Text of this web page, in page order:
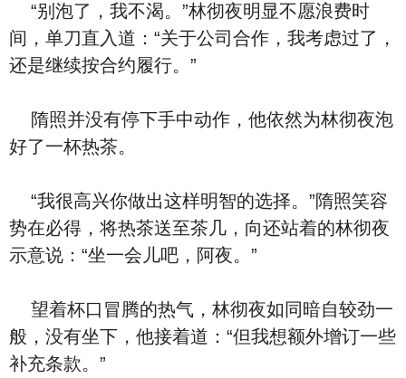
“别泡了，我不渴。”林彻夜明显不愿浪费时
间，单刀直入道：“关于公司合作，我考虑过了，
还是继续按合约履行。”
隋照并没有停下手中动作，他依然为林彻夜泡
好了一杯热茶。
“我很高兴你做出这样明智的选择。”隋照笑容
势在必得，将热茶送至茶几，向还站着的林彻夜
示意说：“坐一会儿吧，阿夜。”
望着杯口冒腾的热气，林彻夜如同暗自较劲一
般，没有坐下，他接着道：“但我想额外增订一些
补充条款。”